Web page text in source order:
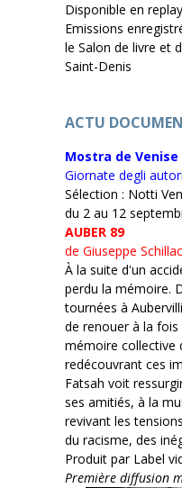
Disponible en replay
Emissions
le Salon de livre et
Saint-Denis
ACTU
Mostra de Venise
Giornate degli autori
Sélection : Notti
du 2 au 12
AUBER 89
de Giuseppe
À la suite d'un
perdu la mémoire.
tournées à
de renouer à la
mémoire collective
redécouvrant ces
Fatsah voit
ses amitiés, à la
revivant les
du racisme, des
Produit par Label
Première diffusion